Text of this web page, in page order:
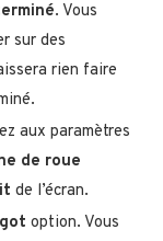
. Vous
sur des
rien faire
aux paramètres
de roue
de l’écran.
option. Vous